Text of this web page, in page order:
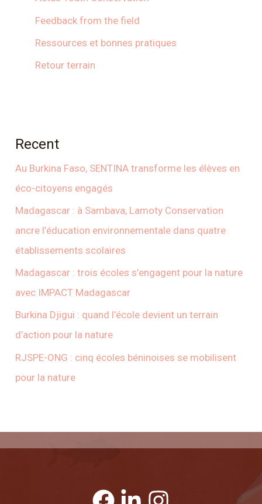
Feedback from the field
Ressources et bonnes pratiques
Retour terrain
Recent
Au Burkina Faso, SENTINA transforme les élèves en
éco-citoyens engagés
Madagascar : à Sambava, Lamoty Conservation
ancre l’éducation environnementale dans quatre
établissements scolaires
Madagascar : trois écoles s’engagent pour la nature
avec IMPACT Madagascar
Burkina Djigui : quand l’école devient un terrain
d’action pour la nature
RJSPE-ONG : cinq écoles béninoises se mobilisent
pour la nature